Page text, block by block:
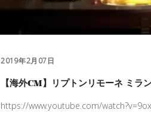
2019年2月07日
【海外CM】リプトンリモーネ ミラ
https://www.youtube.com/